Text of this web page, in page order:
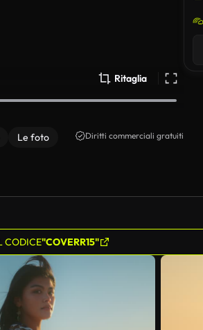
Ritaglia
Le foto
Diritti commerciali gratuiti
CODICE"COVERR15"